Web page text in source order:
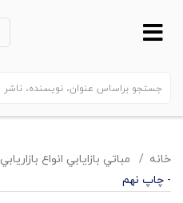
خانه مباتي بازايابي انواع بازاريابي
- چاپ نهم